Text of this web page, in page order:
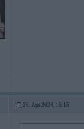
26. Apr 2024, 15:15